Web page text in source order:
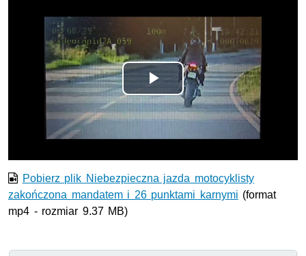
Odtwórz
wideo
Pobierz plik Niebezpieczna jazda motocyklisty
zakończona mandatem i 26 punktami karnymi (format
mp4 - rozmiar 9.37 MB)